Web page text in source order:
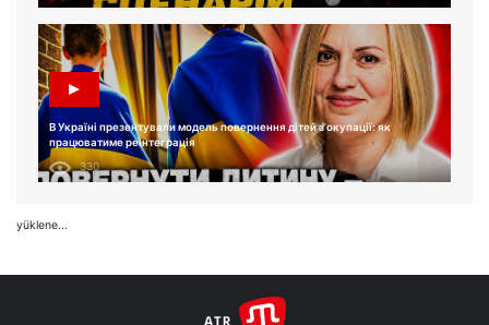
В Україні презентували модель повернення дітей з окупації: як
працюватиме реінтеграція
330
yüklene...